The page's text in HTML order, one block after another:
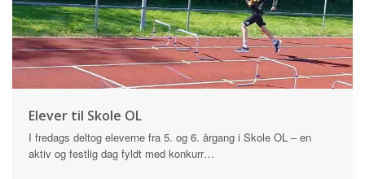
Elever til Skole OL
I fredags deltog eleverne fra 5. og 6. årgang i Skole OL – en
aktiv og festlig dag fyldt med konkurr…